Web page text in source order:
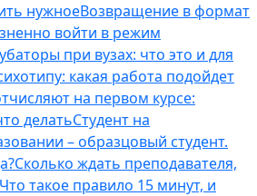
нужноеВозвращение в формат
войти в режим
при вузах: что это и для
какая работа подойдет
на первом курсе:
делатьСтудент на
– образцовый студент.
Сколько ждать преподавателя,
такое правило 15 минут, и